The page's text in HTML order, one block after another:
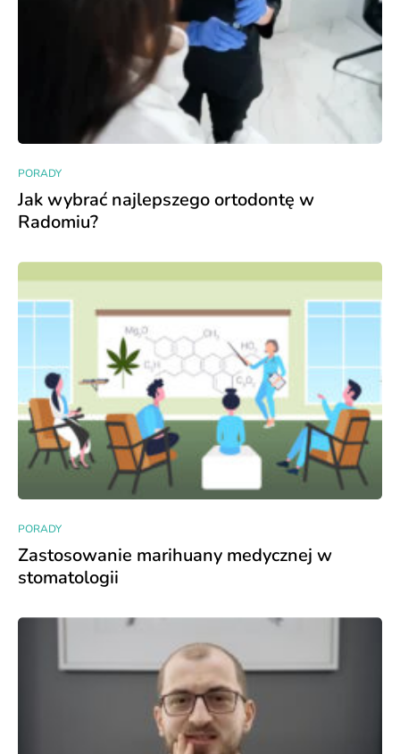
PORADY
Jak wybrać najlepszego ortodontę w
Radomiu?
PORADY
Zastosowanie marihuany medycznej w
stomatologii